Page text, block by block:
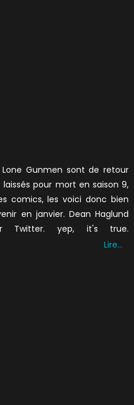
Gunmen sont de retour
laissés pour mort en saison 9,
comics, les voici donc bien
en janvier. Dean Haglund
Twitter. yep, it's true.
Lire…